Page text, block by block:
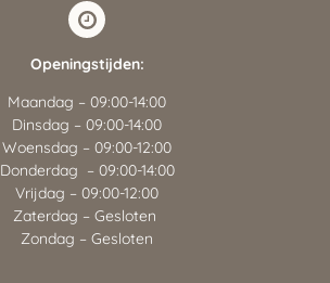
Openingstijden:
Maandag – 09:00-14:00
Dinsdag – 09:00-14:00
Woensdag – 09:00-12:00
Donderdag – 09:00-14:00
Vrijdag – 09:00-12:00
Zaterdag – Gesloten
Zondag – Gesloten